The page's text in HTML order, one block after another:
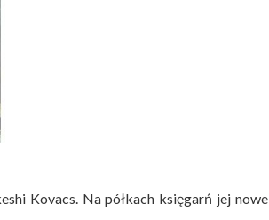
Kovacs. Na półkach księgarń jej nowe